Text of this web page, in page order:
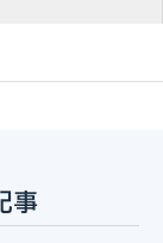
事